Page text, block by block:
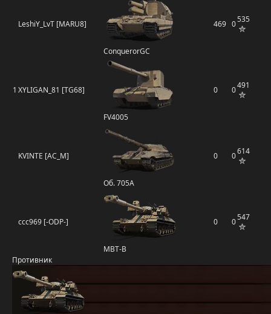
LeshiY_LvT [MARU8]
ConquerorGC
469 0535
1 XYLIGAN_81 [TG68]
FV4005
0 0491
KVINTE [AC_M]
Об. 705А
0 0614
ccc969 [-ODP-]
MBT-B
0 0547
Противник